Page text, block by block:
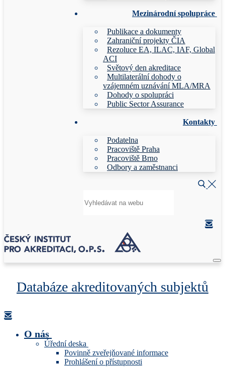
Mezinárodní spolupráce
Publikace a dokumenty
Zahraniční projekty ČIA
Rezoluce EA, ILAC, IAF, Global
ACI
Světový den akreditace
Multilaterální dohody o
vzájemném uznávání MLA/MRA
Dohody o spolupráci
Public Sector Assurance
Kontakty
Podatelna
Pracoviště Praha
Pracoviště Brno
Odbory a zaměstnanci
Databáze akreditovaných subjektů
O nás
Úřední deska
Povinně zveřejňované informace
Prohlášení o přístupnosti